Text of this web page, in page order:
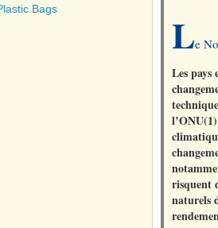
Bags
Le
Les pays
risquent
naturels